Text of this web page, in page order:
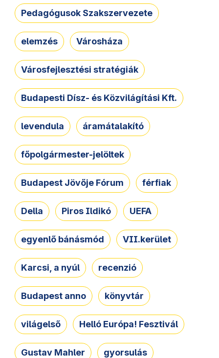
Pedagógusok Szakszervezete
elemzés Városháza
Városfejlesztési stratégiák
Budapesti Dísz- és Közvilágítási Kft.
levendula áramátalakító
főpolgármester-jelöltek
Budapest Jövője Fórum férfiak
Della Piros Ildikó UEFA
egyenlő bánásmód VII.kerület
Karcsi, a nyúl recenzió
Budapest anno könyvtár
világelső Helló Európa! Fesztivál
Gustav Mahler gyorsulás